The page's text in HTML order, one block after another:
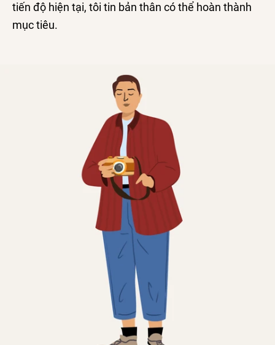
tiến độ hiện tại, tôi tin bản thân có thể hoàn thành
mục tiêu.